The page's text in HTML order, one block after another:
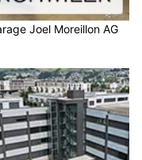
Joel Moreillon AG